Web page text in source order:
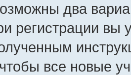
два
регистрации вы
все новые